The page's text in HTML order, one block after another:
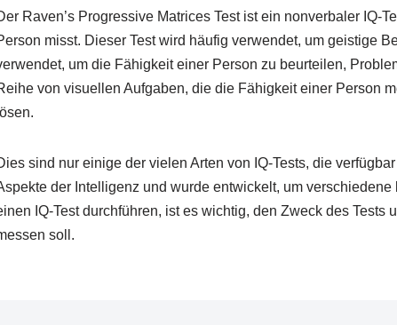
Raven’s Progressive Matrices Test ist ein nonverbaler IQ-
misst. Dieser Test wird häufig verwendet, um geistige
um die Fähigkeit einer Person zu beurteilen,
von visuellen Aufgaben, die die Fähigkeit einer Person
lösen.
sind nur einige der vielen Arten von IQ-Tests, die
der Intelligenz und wurde entwickelt, um
IQ-Test durchführen, ist es wichtig, den Zweck des Tests
soll.